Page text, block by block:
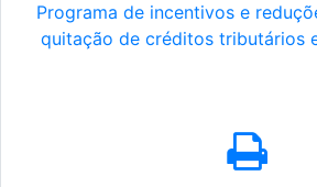
Programa de incentivos e
quitação de créditos tributários